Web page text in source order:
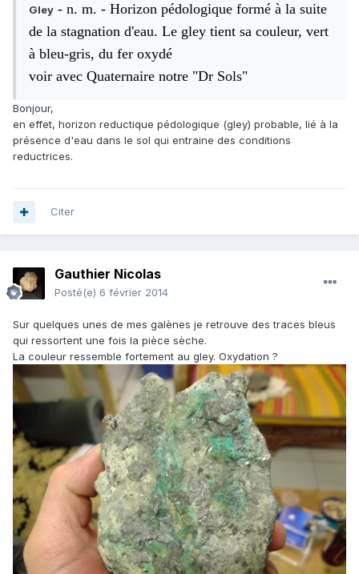
Gley - n. m. - Horizon pédologique formé à la suite
de la stagnation d'eau. Le gley tient sa couleur, vert
à bleu-gris, du fer oxydé
voir avec Quaternaire notre "Dr Sols"
Bonjour,
en effet, horizon reductique pédologique (gley) probable, lié à la
présence d'eau dans le sol qui entraine des conditions
reductrices.
Citer
Gauthier Nicolas
Posté(e) 6 février 2014
Sur quelques unes de mes galènes je retrouve des traces bleus
qui ressortent une fois la pièce sèche.
La couleur ressemble fortement au gley. Oxydation ?